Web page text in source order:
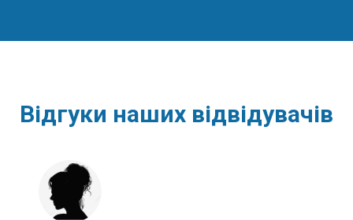
Відгуки наших відвідувачів